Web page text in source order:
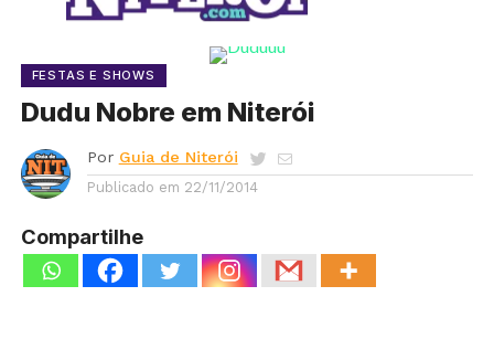
FESTAS E SHOWS
Dudu Nobre em Niterói
Por Guia de Niterói
Publicado em 22/11/2014
Compartilhe